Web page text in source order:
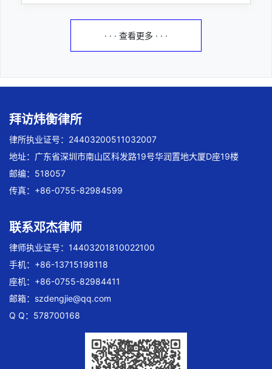
· · · 查看更多 · · ·
拜访炜衡律所
律所执业证号：24403200511032007
地址：广东省深圳市南山区科发路19号华润置地大厦D座19楼
邮编：518057
传真：+86-0755-82984599
联系邓杰律师
律师执业证号：14403201810022100
手机：+86-13715198118
座机：+86-0755-82984411
邮箱： szdengjie@qq.com
Q Q：578700168